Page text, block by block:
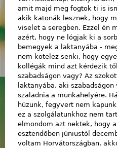
amit majd meg fogtok ti is
akik katonák lesznek, hogy
viselet a seregben. Ezzel én
azért, hogy ne lógjak ki a
bemegyek a laktanyába -
nem kötelez senki, hogy
kollégák mind azt kérdezik
szabadságon vagy? Az
laktanyába, aki szabadságon
szaladnia a munkahelyére.
húzunk, fegyvert nem
ez a szolgálatunkhoz nem
elmondom azt nektek, hogy
esztendőben júniustól
voltam Horvátországban,